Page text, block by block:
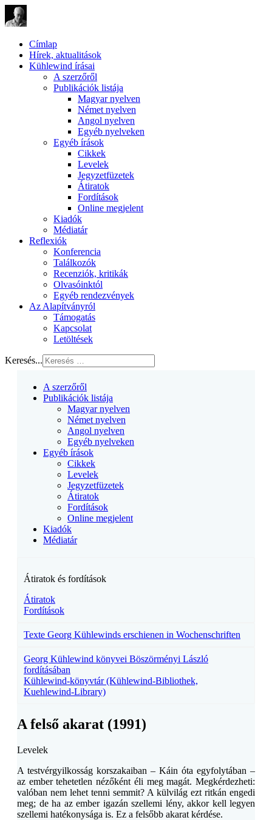
Címlap
Hírek, aktualitások
Kühlewind írásai
A szerzőről
Publikációk listája
Magyar nyelven
Német nyelven
Angol nyelven
Egyéb nyelveken
Egyéb írások
Cikkek
Levelek
Jegyzetfüzetek
Átiratok
Fordítások
Online megjelent
Kiadók
Médiatár
Reflexiók
Konferencia
Találkozók
Recenziók, kritikák
Olvasóinktól
Egyéb rendezvények
Az Alapítványról
Támogatás
Kapcsolat
Letöltések
Keresés...
A szerzőről
Publikációk listája
Magyar nyelven
Német nyelven
Angol nyelven
Egyéb nyelveken
Egyéb írások
Cikkek
Levelek
Jegyzetfüzetek
Átiratok
Fordítások
Online megjelent
Kiadók
Médiatár
Átiratok és fordítások
Átiratok
Fordítások
Texte Georg Kühlewinds erschienen in Wochenschriften
Georg Kühlewind könyvei Böszörményi László
fordításában
Kühlewind-könyvtár (Kühlewind-Bibliothek,
Kuehlewind-Library)
A felső akarat (1991)
Levelek
A testvérgyilkosság korszakaiban – Káin óta egyfolytában –
az ember tehetetlen nézőként éli meg magát. Megkérdezheti:
valóban nem lehet tenni semmit? A külvilág ezt ritkán engedi
meg; de ha az ember igazán szellemi lény, akkor kell legyen
szellemi hatékonysága is. Ez a felsőbb akarat kérdése.